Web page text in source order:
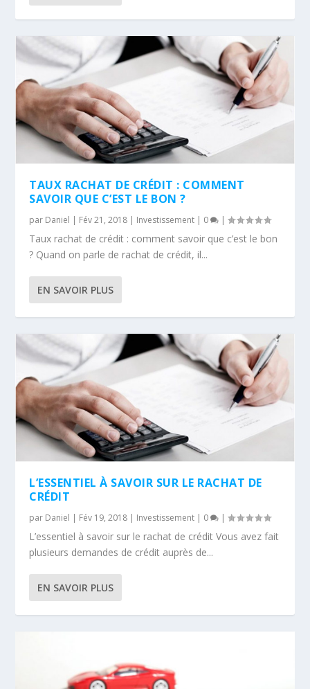
TAUX RACHAT DE CRÉDIT : COMMENT
SAVOIR QUE C’EST LE BON ?
par Daniel | Fév 21, 2018 | Investissement | 0 |
Taux rachat de crédit : comment savoir que c’est le bon
? Quand on parle de rachat de crédit, il...
EN SAVOIR PLUS
L’ESSENTIEL À SAVOIR SUR LE RACHAT DE
CRÉDIT
par Daniel | Fév 19, 2018 | Investissement | 0 |
L’essentiel à savoir sur le rachat de crédit Vous avez fait
plusieurs demandes de crédit auprès de...
EN SAVOIR PLUS